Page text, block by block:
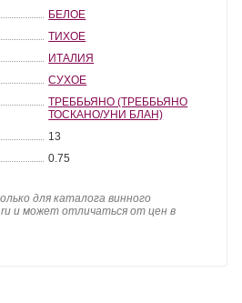
БЕЛОЕ
ТИХОЕ
ИТАЛИЯ
СУХОЕ
ТРЕББЬЯНО (ТРЕББЬЯНО
ТОСКАНО/УНИ БЛАН)
13
0.75
для каталога винного
и может отличаться от цен в